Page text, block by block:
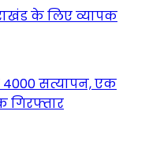
के लिए व्यापक
सत्यापन, एक
गिरफ्तार